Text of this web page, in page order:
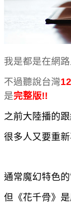
我是都是在網
不過聽說台灣
是完整版!!
之前大陸播的
很多人又要重
通常魔幻特色
但《花千骨》